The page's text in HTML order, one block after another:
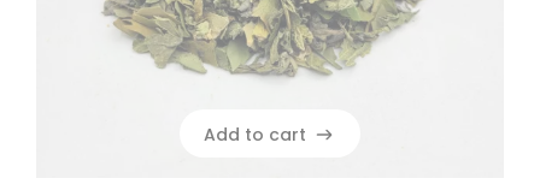
Add to cart